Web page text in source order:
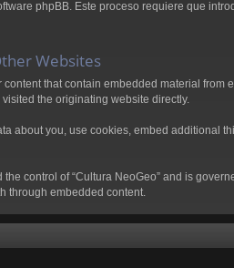
phpBB. Este proceso requiere que
Websites
content that contain embedded material
the originating website directly.
about you, use cookies, embed additional
control of “Cultura NeoGeo” and is
through embedded content.